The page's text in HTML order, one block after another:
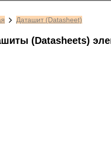
Даташит (Datasheet)
(Datasheets)